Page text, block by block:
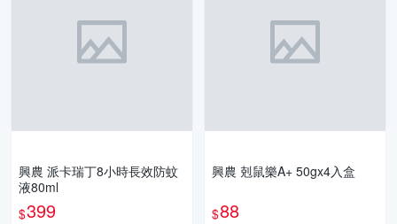
興農 派卡瑞丁8小時長效防蚊
液80ml
$399
興農 剋鼠樂A+ 50gx4入盒
$88